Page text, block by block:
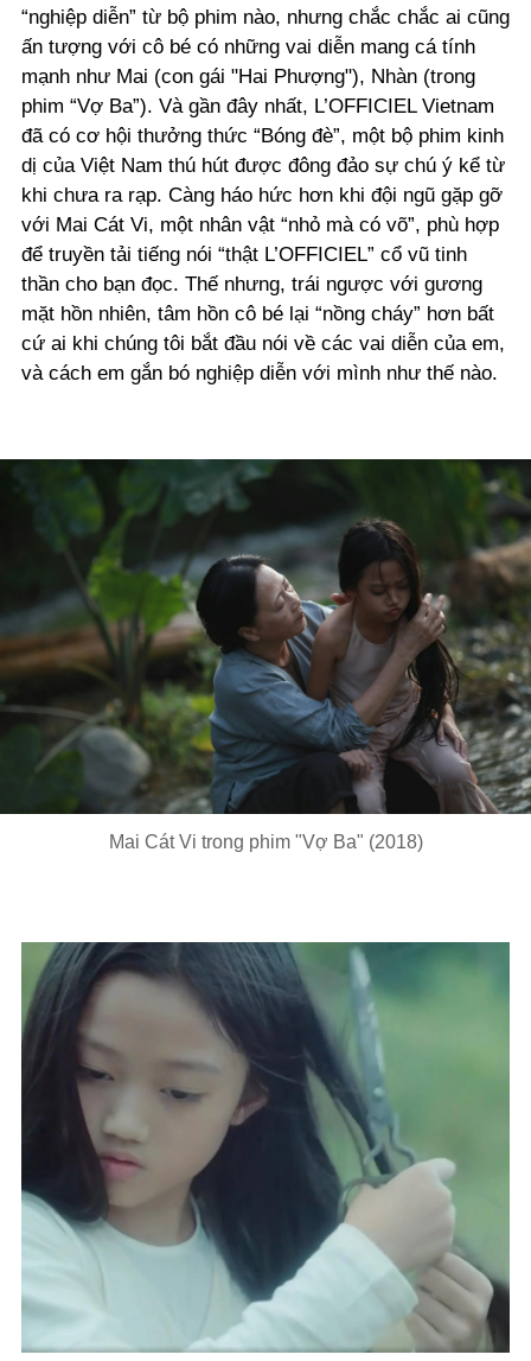
“nghiệp diễn” từ bộ phim nào, nhưng chắc chắc ai cũng
ấn tượng với cô bé có những vai diễn mang cá tính
mạnh như Mai (con gái "Hai Phượng"), Nhàn (trong
phim “Vợ Ba”). Và gần đây nhất, L’OFFICIEL Vietnam
đã có cơ hội thưởng thức “Bóng đè”, một bộ phim kinh
dị của Việt Nam thú hút được đông đảo sự chú ý kể từ
khi chưa ra rạp. Càng háo hức hơn khi đội ngũ gặp gỡ
với Mai Cát Vi, một nhân vật “nhỏ mà có võ”, phù hợp
để truyền tải tiếng nói “thật L’OFFICIEL” cổ vũ tinh
thần cho bạn đọc. Thế nhưng, trái ngược với gương
mặt hồn nhiên, tâm hồn cô bé lại “nồng cháy” hơn bất
cứ ai khi chúng tôi bắt đầu nói về các vai diễn của em,
và cách em gắn bó nghiệp diễn với mình như thế nào.
Mai Cát Vi trong phim "Vợ Ba" (2018)